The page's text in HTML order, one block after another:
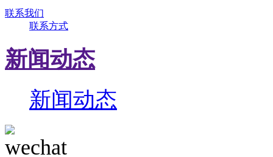
联系我们
联系方式
新闻动态
新闻动态